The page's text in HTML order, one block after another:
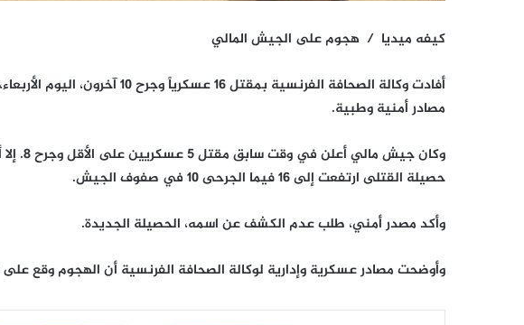
كيفه ميديا / هجوم على الجيش المالي
أفادت وكالة الصحافة الفرنسية
مصادر أمنية وطبية.
وكان
حصيلة القتلى ارتفعت إلى 16 فيما الجرحى 10 في صفوف الجيش.
وأكد مصدر أمني، طلب عدم الكشف عن اسمه، الحصيلة الجديدة.
وأوضحت مصادر عسكرية وإدارية لوكالة الصحافة الفرنسية أن الهجوم وقع على